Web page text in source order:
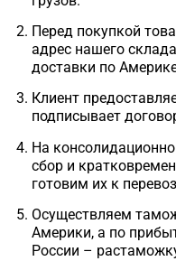
Перед покупкой
адрес нашего
доставки по
Клиент
подписывает
На
сбор и
готовим их к
Осуществляем
Америки, а по
России –